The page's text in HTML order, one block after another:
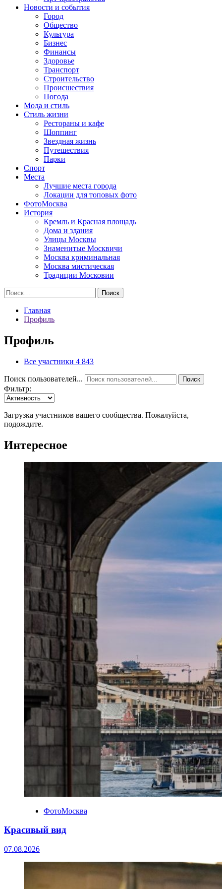
Новости и события
Город
Общество
Культура
Бизнес
Финансы
Здоровье
Транспорт
Строительство
Происшествия
Погода
Мода и стиль
Стиль жизни
Рестораны и кафе
Шоппинг
Звездная жизнь
Путешествия
Парки
Спорт
Места
Лучшие места города
Локации для топовых фото
ФотоМосква
История
Кремль и Красная площадь
Дома и здания
Улицы Москвы
Знаменитые Москвичи
Москва криминальная
Москва мистическая
Традиции Московии
Найти:
Главная
Профиль
Профиль
Все участники 4 843
Поиск пользователей... Поиск
Фильтр:
Загрузка участников вашего сообщества. Пожалуйста,
подождите.
Интересное
ФотоМосква
Красивый вид
07.08.2026